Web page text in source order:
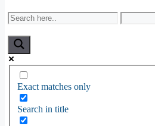
Exact matches only
Search in title